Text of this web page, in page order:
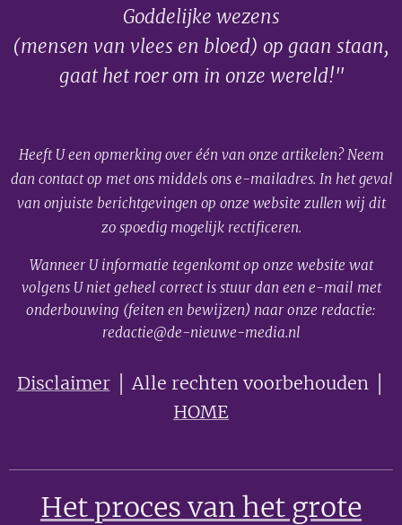
Goddelijke wezens
(mensen van vlees en bloed) op gaan staan,
gaat het roer om in onze wereld!"
Heeft U een opmerking over één van onze artikelen? Neem
dan contact op met ons middels ons e-mailadres. In het geval
van onjuiste berichtgevingen op onze website zullen wij dit
zo spoedig mogelijk rectificeren.
Wanneer U informatie tegenkomt op onze website wat
volgens U niet geheel correct is stuur dan een e-mail met
onderbouwing (feiten en bewijzen) naar onze redactie:
redactie@de-nieuwe-media.nl
Disclaimer│ Alle rechten voorbehouden │
HOME
Het proces van het grote